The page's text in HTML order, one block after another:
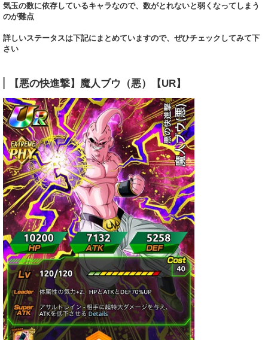
気玉の数に依存しているキャラなので、数がとれないと弱くなってしまう
のが難点
詳しいステータスは下記にまとめていますので、ぜひチェックしてみて下
さい
【悪の快進撃】魔人ブウ（悪）【UR】